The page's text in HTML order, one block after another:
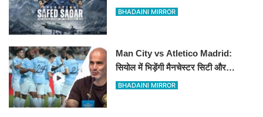
नंबर-1 ट्रेंडिंग सीरीज
BHADAINI MIRROR
Man City vs Atletico Madrid:
सियोल में भिड़ेंगी मैनचेस्टर सिटी और
एटलेटिको मैड्रिड
BHADAINI MIRROR